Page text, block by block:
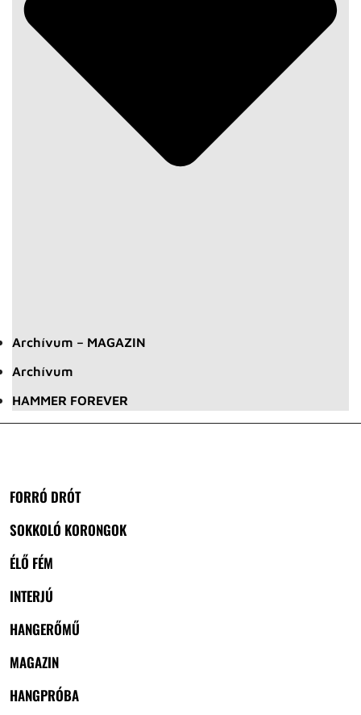
Archívum – MAGAZIN
Archívum
HAMMER FOREVER
FORRÓ DRÓT
SOKKOLÓ KORONGOK
ÉLŐ FÉM
INTERJÚ
HANGERŐMŰ
MAGAZIN
HANGPRÓBA